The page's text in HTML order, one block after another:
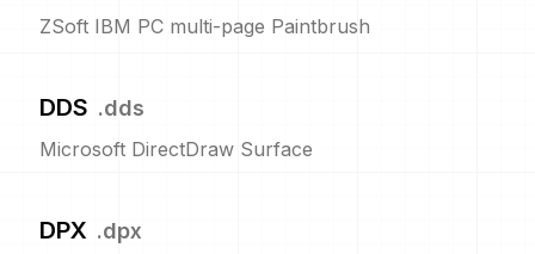
ZSoft IBM PC multi-page Paintbrush
DDS .dds
Microsoft DirectDraw Surface
DPX .dpx